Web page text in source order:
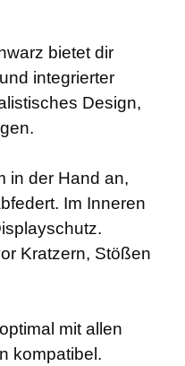
bietet dir
integrierter
Design,
in der Hand an,
Im Inneren
Kratzern, Stößen
mit allen
kompatibel.